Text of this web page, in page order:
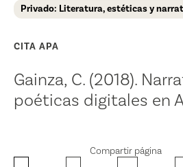
Privado: Literatura, estéticas y
CITA APA
Gainza, C. (2018).
poéticas digitales en
Compartir página